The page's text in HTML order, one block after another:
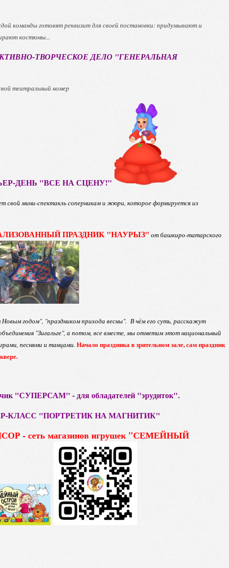
команды готовят реквизит для своей постановки: придумывают и
костюмы...
ТВОРЧЕСКОЕ ДЕЛО "ГЕНЕРАЛЬНАЯ
театральный номер
ДЕНЬ "ВСЕ НА СЦЕНУ!"
свой мини-спектакль соперникам и жюри, которое формируется из
ПРАЗДНИК "НАУРЫЗ" от башкиро-татарского
годом", "праздником прихода весны". В чём его суть, расскажут
"Зигальге", а потом, все вместе, мы отметим этот национальный
песнями и танцами. Начало праздника в зрительном зале, сам праздник
"СУПЕРСАМ" - для обладателей "эрудиток".
КЛАСС "ПОРТРЕТИК НА МАГНИТИК"
магазинов игрушек "СЕМЕЙНЫЙ